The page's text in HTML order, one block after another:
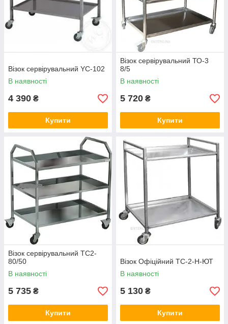
Візок сервірувальний YC-102
В наявності
4 390 ₴
Купити
Візок сервірувальний ТО-3
8/5
В наявності
5 720 ₴
Купити
Візок сервірувальний ТС2-
80/50
В наявності
5 735 ₴
Купити
Візок Офіційний ТС-2-Н-ЮТ
В наявності
5 130 ₴
Купити